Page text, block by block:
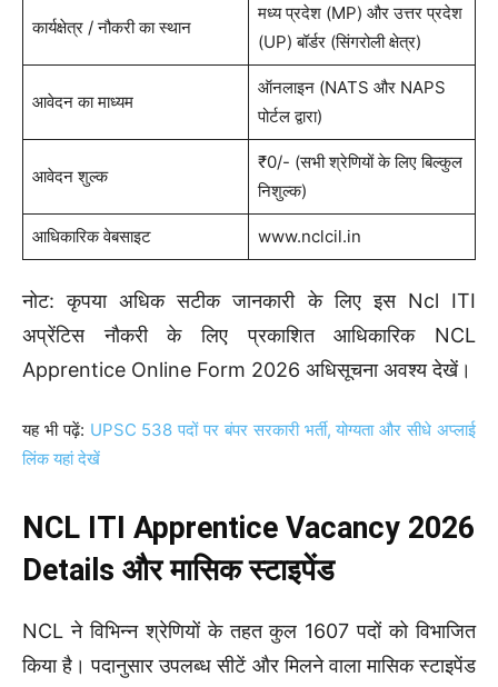
कार्यक्षेत्र / नौकरी का स्थान
मध्य प्रदेश (MP) और उत्तर प्रदेश
(UP) बॉर्डर (सिंगरोली क्षेत्र)
आवेदन का माध्यम
ऑनलाइन (NATS और NAPS
पोर्टल द्वारा)
आवेदन शुल्क
₹0/- (सभी श्रेणियों के लिए बिल्कुल
निशुल्क)
आधिकारिक वेबसाइट www.nclcil.in
नोट: कृपया अधिक सटीक जानकारी के लिए इस Ncl ITI
अप्रेंटिस नौकरी के लिए प्रकाशित आधिकारिक NCL
Apprentice Online Form 2026 अधिसूचना अवश्य देखें।
यह भी पढ़ें: UPSC 538 पदों पर बंपर सरकारी भर्ती, योग्यता और सीधे अप्लाई
लिंक यहां देखें
NCL ITI Apprentice Vacancy 2026
Details और मासिक स्टाइपेंड
NCL ने विभिन्न श्रेणियों के तहत कुल 1607 पदों को विभाजित
किया है। पदानुसार उपलब्ध सीटें और मिलने वाला मासिक स्टाइपेंड